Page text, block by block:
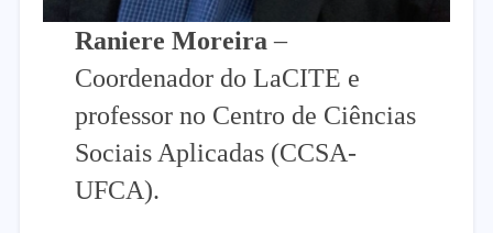
Raniere Moreira–
Coordenador do LaCITE e
professor no Centro de Ciências
Sociais Aplicadas (CCSA-
UFCA).